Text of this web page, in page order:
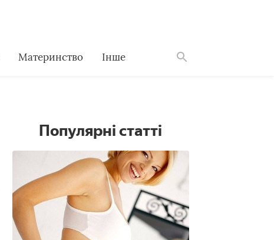
Материнство Інше
Популярні статті